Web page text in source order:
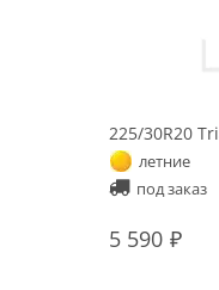
225/30R20
летние
под заказ
5 590